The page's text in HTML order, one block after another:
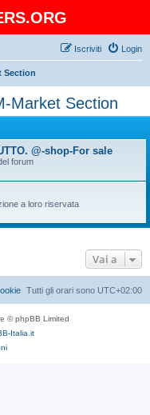
Login
Iscriviti
Section
Market Section
@-shop-For sale
forum
a loro riservata
Vai a
Tutti gli orari sono UTC+02:00
© phpBB Limited
Italia.it